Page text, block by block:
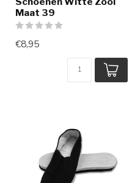
Maat 39
€8,95